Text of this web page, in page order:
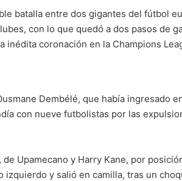
batalla entre dos gigantes del fútbol
con lo que quedó a dos pasos de
inédita coronación en la Champions
Dembélé, que había ingresado
con nueve futbolistas por las
Upamecano y Harry Kane, por
y salió en camilla, tras un